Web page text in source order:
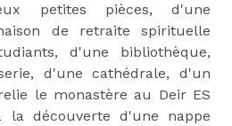
petites pièces, d'une
de retraite spirituelle
d'une bibliothèque,
d'une cathédrale, d'un
le monastère au Deir ES
la découverte d'une nappe